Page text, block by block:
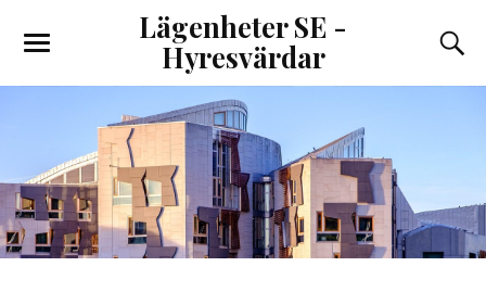
Lägenheter SE -
Hyresvärdar